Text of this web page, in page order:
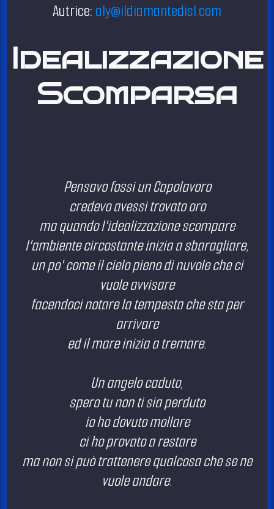
Autrice: aly@ildiamantedisl.com
Idealizzazione
Scomparsa
Pensavo fossi un Capolavoro
credevo avessi trovato oro
ma quando l'idealizzazione scompare
l'ambiente circostante inizia a sbaragliare,
un po' come il cielo pieno di nuvole che ci
vuole avvisare
facendoci notare la tempesta che sta per
arrivare
ed il mare inizia a tremare.
Un angelo caduto,
spero tu non ti sia perduto
io ho dovuto mollare
ci ho provato a restare
ma non si può trattenere qualcosa che se ne
vuole andare.